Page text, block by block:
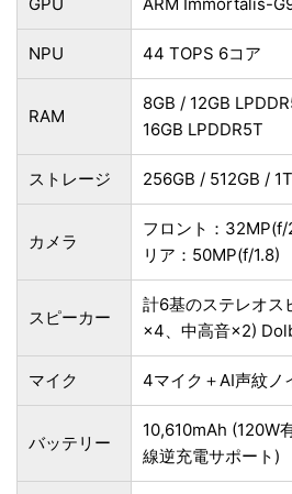
GPU ARM Immortalis-
NPU 44 TOPS 6コア
RAM
8GB / 12GB
16GB LPDDR5T
ストレージ 256GB / 512GB /
カメラ
フロント：32MP(f/
リア：50MP(f/1.8)
スピーカー
計6基のステレオス
×4、中高音×2)
マイク 4マイク＋AI声紋ノ
バッテリー
10,610mAh (120W
線逆充電サポート)